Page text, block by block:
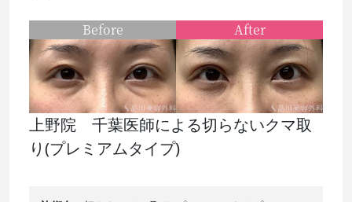
上野院 千葉医師による切らないクマ取
り(プレミアムタイプ)
Before After